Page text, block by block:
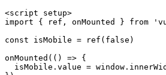
<script setup>
import
{ ref , onMounted } from
const isMobile = ref ( false )
onMounted ( ( ) => {
  isMobile
. value = window .